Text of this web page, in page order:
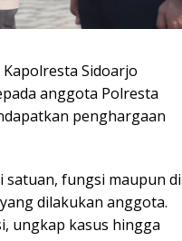
Sidoarjo
anggota Polresta
penghargaan
fungsi maupun di
dilakukan anggota.
ungkap kasus hingga